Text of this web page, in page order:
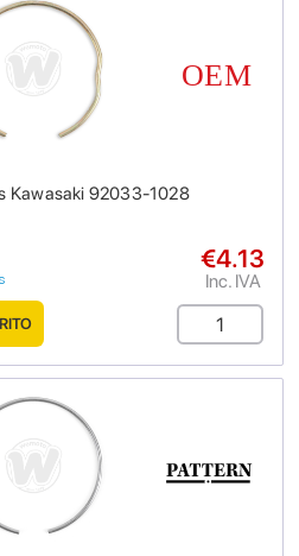
Kawasaki 92033-1028
€4.13
Inc. IVA